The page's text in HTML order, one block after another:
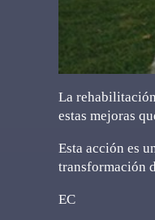
La
estas mejoras
Esta acción es
transformación
EC